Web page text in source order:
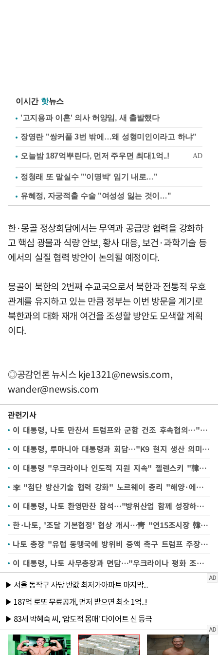
이시간 핫뉴스
'고지용과 이혼' 의사 허양임, 새 출발했다
장영란 "쌍커풀 3번 밖에…왜 성형미인이라고 하냐"
정청래 또 말실수 "'이명박' 임기 내로…"
유혜정, 자궁적출 수술 "여성성 잃는 것이…"
한·몽골 정상회담에서는 무역과 공급망 협력을 강화하
고 핵심 광물과 식량 안보, 황사 대응, 보건·과학기술 등
에서의 실질 협력 방안이 논의될 예정이다.
몽골이 북한의 2번째 수교국으로서 북한과 전통적 우호
관계를 유지하고 있는 만큼 정부는 이번 방문을 계기로
북한과의 대화 재개 여건을 조성할 방안도 모색할 계획
이다.
◎공감언론 뉴시스kje1321@newsis.com,
wander@newsis.com
관련기사
이 대통령, 나토 만찬서 트럼프와 군함 건조 후속협의…"최대한 협조"(종합)
이 대통령, 루마니아 대통령과 회담…"K9 현지 생산 의미 있어"
이 대통령 "우크라이나 인도적 지원 지속" 젤렌스키 "韓기업 참여 기대"
李 "첨단 방산기술 협력 강화" 노르웨이 총리 "해양·에너지 협력 확대"(종합)
이 대통령, 나토 환영만찬 참석…"방위산업 함께 성장하는 길 열어야"
한·나토, '조달 기본협정' 협상 개시…靑 "연15조시장 韓기업 참여 기반 마련"
나토 총장 "유럽 동맹국에 방위비 증액 촉구 트럼프 주장 옳았다"
이 대통령, 나토 사무총장과 면담…"우크라이나 평화 조속히 회복"(종합2보)